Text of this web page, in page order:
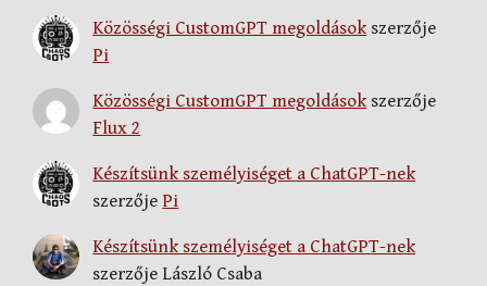
Közösségi CustomGPT megoldásokszerzője
Pi
Közösségi CustomGPT megoldásokszerzője
Flux 2
Készítsünk személyiséget a ChatGPT-nek
szerzője Pi
Készítsünk személyiséget a ChatGPT-nek
szerzője László Csaba